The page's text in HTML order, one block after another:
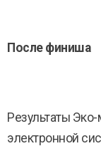
После финиша
Результаты
электронной